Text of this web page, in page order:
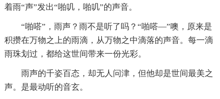
着雨“声”发出“啪叽，啪叽”的声音。
“啪嗒”，雨声？雨不是听了吗？“啪嗒—”噢，原来是
积攒在万物之上的雨滴，从万物之中滴落的声音。每一滴
雨珠划过，都给这世间带来一份光彩。
雨声的千姿百态，却无人问津，但他却是世间最美之
声。是最动听的音玄。